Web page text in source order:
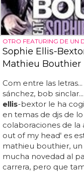
OTRO FEATURING DE UN
Sophie Ellis-
Mathieu Bouthier
Com entre las
sánchez, bob
ellis-bextor le ha
en temas de djs de
colaboraciones de
out of my head' es
mathieu bouthier,
mucha novedad al
carrera, pero que